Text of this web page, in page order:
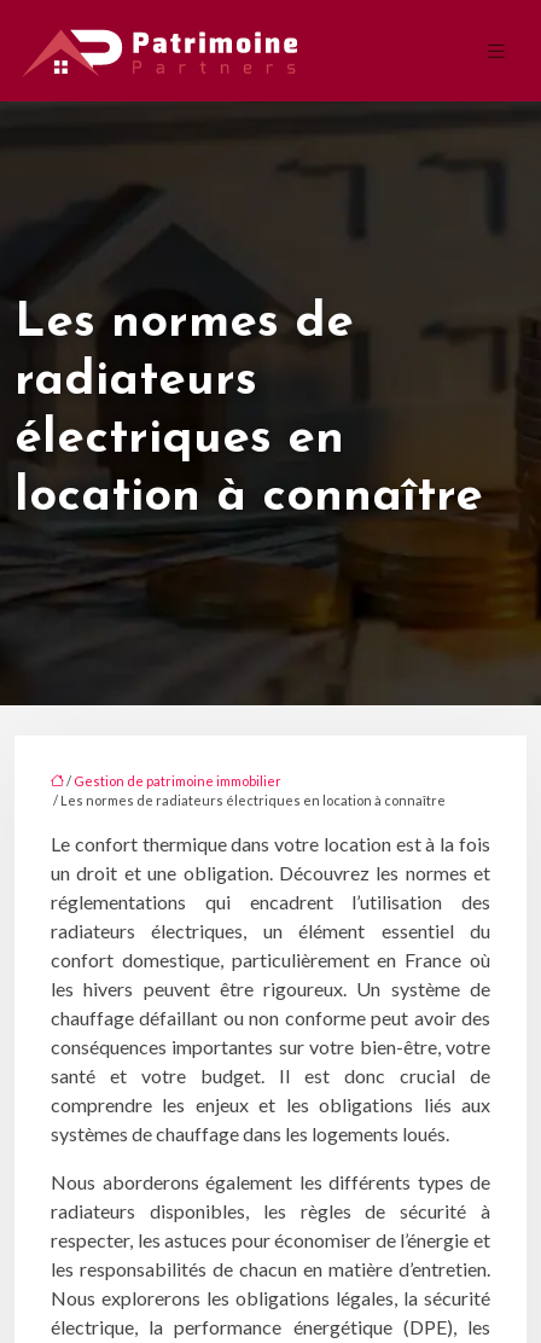
Les normes de
radiateurs
électriques en
location à connaître
/ Gestion de patrimoine immobilier
/ Les normes de radiateurs électriques en location à connaître
Le confort thermique dans votre location est à la fois
un droit et une obligation. Découvrez les normes et
réglementations qui encadrent l’utilisation des
radiateurs électriques, un élément essentiel du
confort domestique, particulièrement en France où
les hivers peuvent être rigoureux. Un système de
chauffage défaillant ou non conforme peut avoir des
conséquences importantes sur votre bien-être, votre
santé et votre budget. Il est donc crucial de
comprendre les enjeux et les obligations liés aux
systèmes de chauffage dans les logements loués.
Nous aborderons également les différents types de
radiateurs disponibles, les règles de sécurité à
respecter, les astuces pour économiser de l’énergie et
les responsabilités de chacun en matière d’entretien.
Nous explorerons les obligations légales, la sécurité
électrique, la performance énergétique (DPE), les